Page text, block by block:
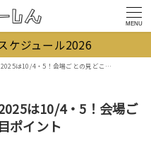
MENU
ケジュール2026
・5！会場ごとの見どころ＆ひらつー注目ポイント
は10/4・5！会場ご
ポイント